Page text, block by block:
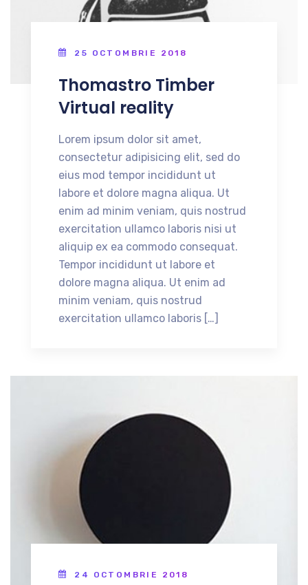
25 OCTOMBRIE 2018
Thomastro Timber
Virtual reality
Lorem ipsum dolor sit amet,
consectetur adipisicing elit, sed do
eius mod tempor incididunt ut
labore et dolore magna aliqua. Ut
enim ad minim veniam, quis nostrud
exercitation ullamco laboris nisi ut
aliquip ex ea commodo consequat.
Tempor incididunt ut labore et
dolore magna aliqua. Ut enim ad
minim veniam, quis nostrud
exercitation ullamco laboris […]
24 OCTOMBRIE 2018